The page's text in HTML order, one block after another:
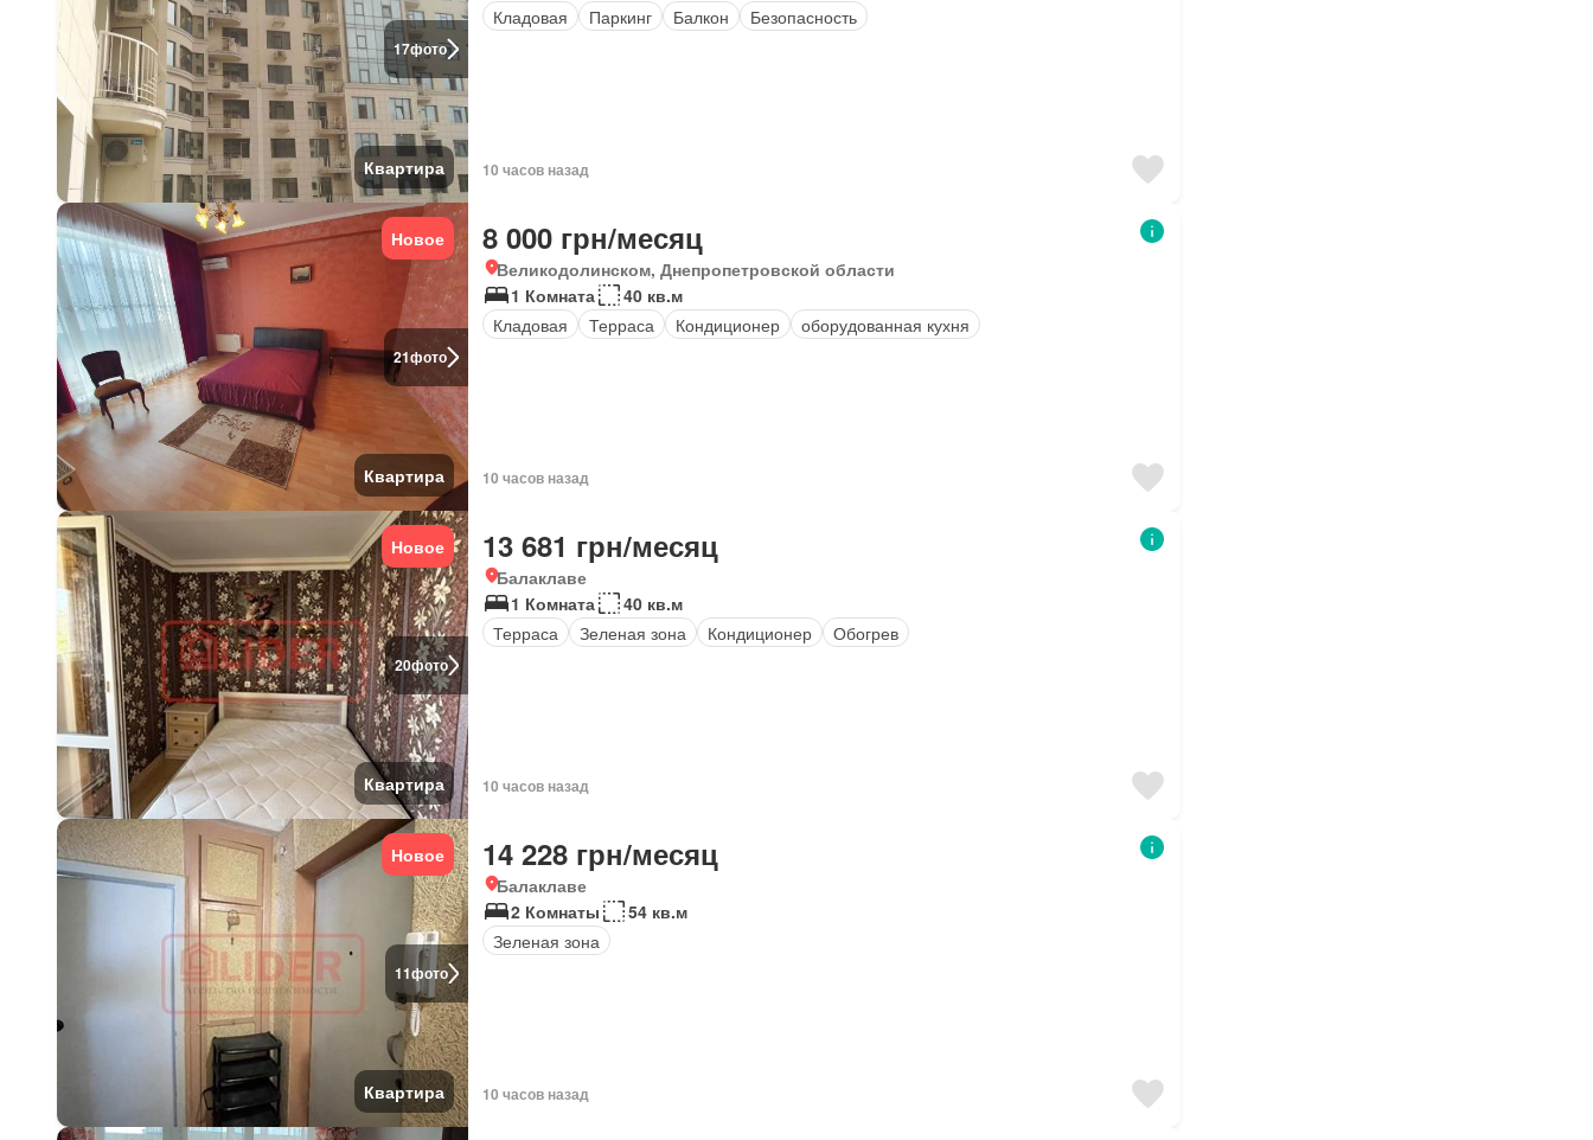
17фото
Квартира
Кладовая
Паркинг Балкон Безопасность
10 часов назад
21фото
Новое
Квартира
8 000 грн/месяц
Великодолинском, Днепропетровской области
1 Комната
40 кв.м
Кладовая
Терраса Кондиционер оборудованная кухня
10 часов назад
20фото
Новое
Квартира
13 681 грн/месяц
Балаклаве
1 Комната
40 кв.м
Терраса
Зеленая зона Кондиционер Обогрев
10 часов назад
11фото
Новое
Квартира
14 228 грн/месяц
Балаклаве
2 Комнаты
54 кв.м
Зеленая зона
10 часов назад